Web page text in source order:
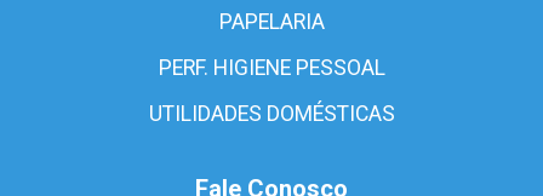
PAPELARIA
PERF. HIGIENE PESSOAL
UTILIDADES DOMÉSTICAS
Fale Conosco